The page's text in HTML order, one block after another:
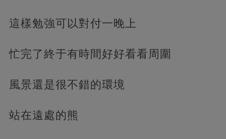
這樣勉強可以對付一晚上
忙完了終于有時間好好看看周圍
風景還是很不錯的環境
站在遠處的熊